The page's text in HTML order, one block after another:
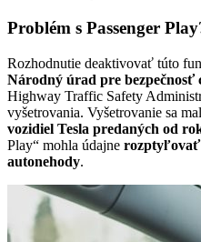
Problém s Passenger
Rozhodnutie deaktivovať túto
Národný úrad pre bezpečnosť
Highway Traffic Safety
vyšetrovania. Vyšetrovanie sa
vozidiel Tesla predaných od
Play“ mohla údajne rozptyľovať
autonehody.